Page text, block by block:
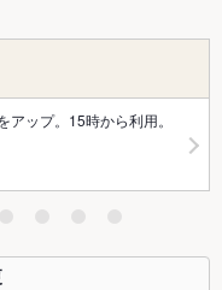
ップ。15時から利用。